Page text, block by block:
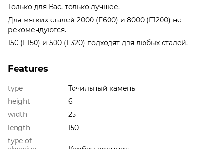
Только для Вас, только лучшее.
Для мягких сталей 2000 (F600) и 8000 (F1200) не
рекомендуются.
150 (F150) и 500 (F320) подходят для любых сталей.
Features
type
Точильный камень
height
6
width
25
length
150
type of